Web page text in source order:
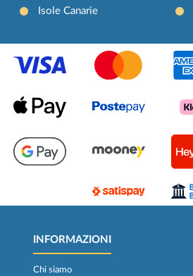
Isole Canarie
INFORMAZIONI
Chi siamo